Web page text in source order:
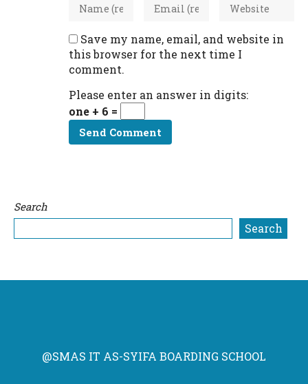
Save my name, email, and website in
this browser for the next time I
comment.
Please enter an answer in digits:
one + 6 =
Search
Search
@SMAS IT AS-SYIFA BOARDING SCHOOL